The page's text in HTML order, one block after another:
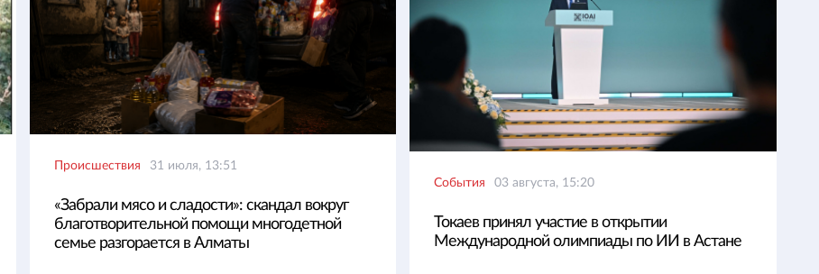
Происшествия 31 июля, 13:51
«Забрали мясо и сладости»: скандал вокруг
благотворительной помощи многодетной
семье разгорается в Алматы
События 03 августа, 15:20
Токаев принял участие в открытии
Международной олимпиады по ИИ в Астане